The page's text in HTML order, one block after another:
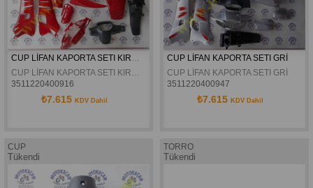
CUP LİFAN KAPORTA SETI KIRMIZI
CUP LİFAN KAPORTA SETI KIRMIZI
3511220400916
₺7.615 KDV Dahil
CUP LİFAN KAPORTA SETI GRİ
CUP LİFAN KAPORTA SETI GRİ
3511220400947
₺7.615 KDV Dahil
CUP
Tükendi
TORRO
Tükendi